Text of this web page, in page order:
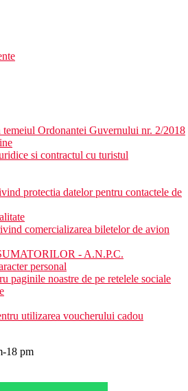
Ordonantei Guvernului nr. 2/2018
si contractul cu turistul
protectia datelor pentru contactele de
comercializarea biletelor de avion
- A.N.P.C.
personal
paginile noastre de pe retelele sociale
utilizarea voucherului cadou
18 pm